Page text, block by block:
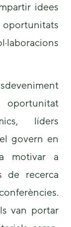
idees
oportunitats
líders
govern en
motivar a
de recerca
van portar